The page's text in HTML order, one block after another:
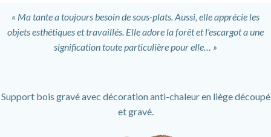
« Ma tante a toujours besoin de sous-plats. Aussi, elle apprécie les
objets esthétiques et travaillés. Elle adore la forêt et l’escargot a une
signification toute particulière pour elle… »
Support bois gravé avec décoration anti-chaleur en liège découpé
et gravé.